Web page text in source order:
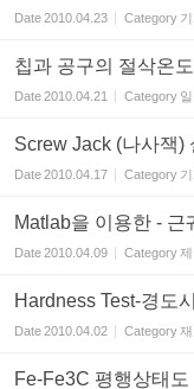
Date2010.04.23 Category
칩과 공구의 절삭온
Date2010.04.21 Category
Screw Jack (나사잭)
Date2010.04.17 Category
Matlab을 이용한 - 근
Date2010.04.09 Category
Hardness Test-경도
Date2010.04.02 Category재
Fe-Fe3C 평행상태도